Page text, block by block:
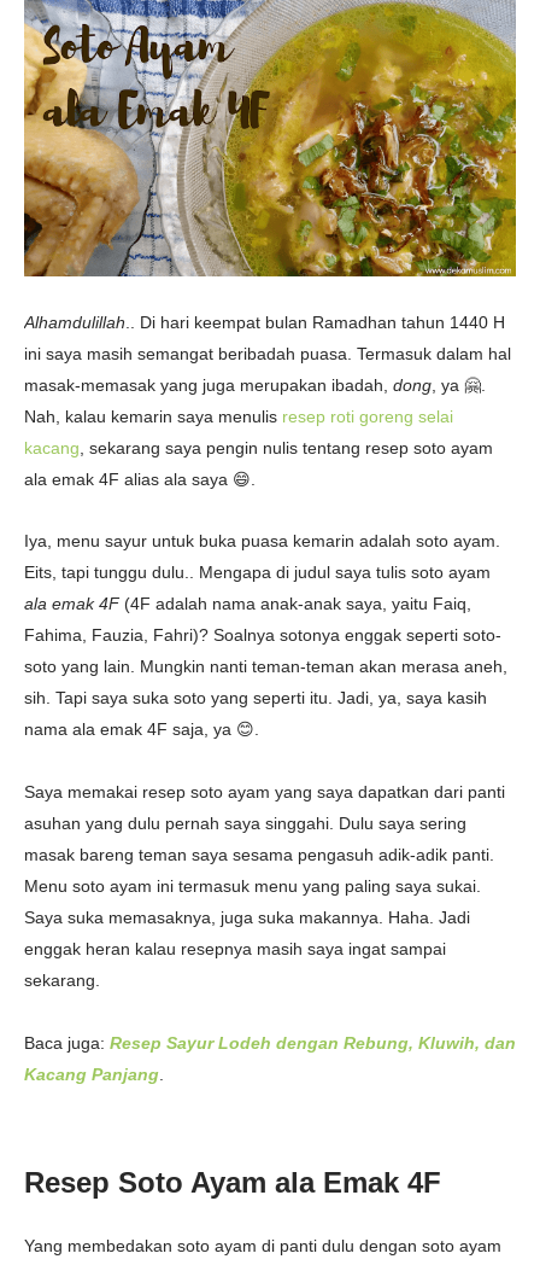
Alhamdulillah .. Di hari keempat bulan Ramadhan tahun 1440 H
ini saya masih semangat beribadah puasa. Termasuk dalam hal
masak-memasak yang juga merupakan ibadah, dong , ya 🤗.
Nah, kalau kemarin saya menulis resep roti goreng selai
kacang , sekarang saya pengin nulis tentang resep soto ayam
ala emak 4F alias ala saya 😄.
Iya, menu sayur untuk buka puasa kemarin adalah soto ayam.
Eits, tapi tunggu dulu.. Mengapa di judul saya tulis soto ayam
ala emak 4F (4F adalah nama anak-anak saya, yaitu Faiq,
Fahima, Fauzia, Fahri)? Soalnya sotonya enggak seperti soto-
soto yang lain. Mungkin nanti teman-teman akan merasa aneh,
sih. Tapi saya suka soto yang seperti itu. Jadi, ya, saya kasih
nama ala emak 4F saja, ya 😊.
Saya memakai resep soto ayam yang saya dapatkan dari panti
asuhan yang dulu pernah saya singgahi. Dulu saya sering
masak bareng teman saya sesama pengasuh adik-adik panti.
Menu soto ayam ini termasuk menu yang paling saya sukai.
Saya suka memasaknya, juga suka makannya. Haha. Jadi
enggak heran kalau resepnya masih saya ingat sampai
sekarang.
Baca juga: Resep Sayur Lodeh dengan Rebung, Kluwih, dan
Kacang Panjang
Resep Soto Ayam ala Emak 4F
Yang membedakan soto ayam di panti dulu dengan soto ayam